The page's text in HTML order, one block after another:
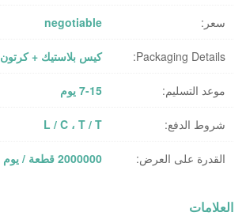
سعر: negotiable
Packaging Details: كيس بلاستيك + كرتون
موعد التسليم: 7-15 يوم
شروط الدفع: L / C ، T / T
القدرة على العرض: 2000000 قطعة / يوم
العلامات